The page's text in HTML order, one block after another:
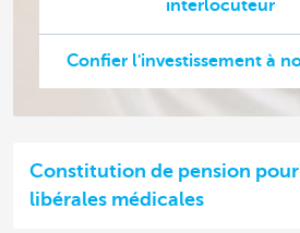
interlocuteur
Confier l'investissement à
Constitution de pension
libérales médicales